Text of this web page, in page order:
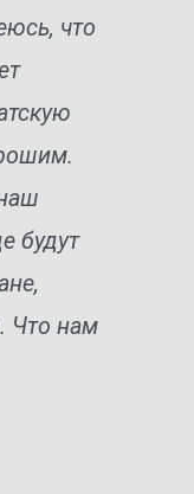
что
будут
Что нам